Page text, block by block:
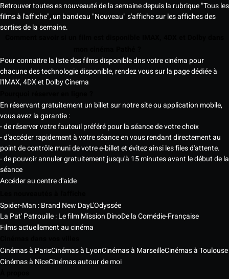
Retrouver toutes es nouveauté de la semaine depuis la rubrique "Tous les
films à l'affiche", un bandeau "Nouveau" s'affiche sur les affiches des
sorties de la semaine.
Pour connaitre la liste des films disponible dns votre cinéma pour
chacune des technologie disponible, rendez vous sur la page dédiée à
l'IMAX, 4DX et Dolby Cinema
En réservant gratuitement un billet sur notre site ou application mobile,
vous avez la garantie :
- de réserver votre fauteuil préféré pour la séance de votre choix
- d'accéder rapidement à votre séance en vous rendant directement au
point de contrôle muni de votre e-billet et évitez ainsi les files d'attente.
- de pouvoir annuler gratuitement jusqu'à 15 minutes avant le début de la
séance
Accéder au centre d'aide
Spider-Man : Brand New DayL'Odyssée
La Pat' Patrouille : Le film Mission DinoDe la Comédie-Française
Films actuellement au cinéma
Cinémas à ParisCinémas à LyonCinémas à MarseilleCinémas à Toulouse
Cinémas à NiceCinémas autour de moi